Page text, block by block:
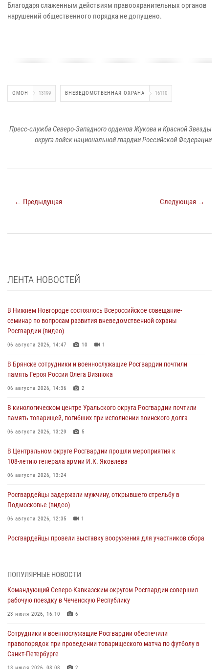
Благодаря слаженным действиям правоохранительных органов
нарушений общественного порядка не допущено.
ОМОН 13199 ВНЕВЕДОМСТВЕННАЯ ОХРАНА 16110
Пресс-служба Северо-Западного орденов Жукова и Красной Звезды
округа войск национальной гвардии Российской Федерации
← Предыдущая Следующая →
ЛЕНТА НОВОСТЕЙ
В Нижнем Новгороде состоялось Всероссийское совещание-
семинар по вопросам развития вневедомственной охраны
Росгвардии (видео)
06 августа 2026, 14:47 10 1
В Брянске сотрудники и военнослужащие Росгвардии почтили
память Героя России Олега Визнюка
06 августа 2026, 14:36 2
В кинологическом центре Уральского округа Росгвардии почтили
память товарищей, погибших при исполнении воинского долга
06 августа 2026, 13:29 5
В Центральном округе Росгвардии прошли мероприятия к
108‑летию генерала армии И.К. Яковлева
06 августа 2026, 13:24
Росгвардейцы задержали мужчину, открывшего стрельбу в
Подмосковье (видео)
06 августа 2026, 12:35 1
Росгвардейцы провели выставку вооружения для участников сбора
второй годовщине вторжения ВСУ на территорию области
06 августа 2026, 11:56
угрожавшего подростку травматическим пистолетом
06 августа 2026, 11:33 1
ПОПУЛЯРНЫЕ НОВОСТИ
Командующий Северо-Кавказским округом Росгвардии совершил
рабочую поездку в Чеченскую Республику
23 июля 2026, 16:10 6
Сотрудники и военнослужащие Росгвардии обеспечили
правопорядок при проведении товарищеского матча по футболу в
Санкт-Петербурге
13 июля 2026, 08:08 2